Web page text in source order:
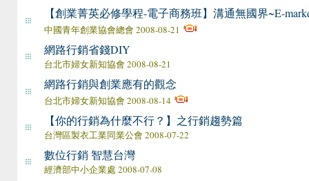
【創業菁英必修學程-電子商務班】溝通無國界~E-
中國青年創業協會總會 2008-08-21
網路行銷省錢DIY
台北市婦女新知協會 2008-08-21
網路行銷與創業應有的觀念
台北市婦女新知協會 2008-08-14
【你的行銷為什麼不行？】之行銷趨勢篇
台灣區製衣工業同業公會 2008-07-22
數位行銷 智慧台灣
經濟部中小企業處 2008-07-08